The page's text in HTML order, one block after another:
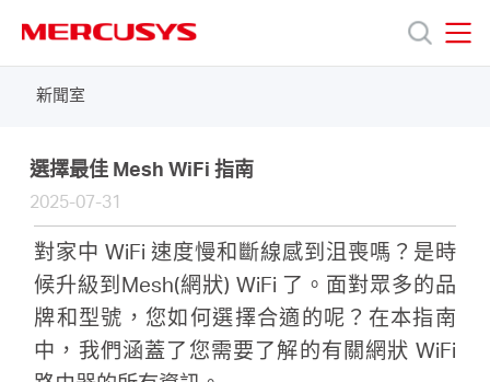
navigation
新聞室
選擇最佳 Mesh WiFi 指南
2025-07-31
對家中 WiFi 速度慢和斷線感到沮喪嗎？是時
候升級到Mesh(網狀) WiFi 了。面對眾多的品
牌和型號，您如何選擇合適的呢？在本指南
中，我們涵蓋了您需要了解的有關網狀 WiFi